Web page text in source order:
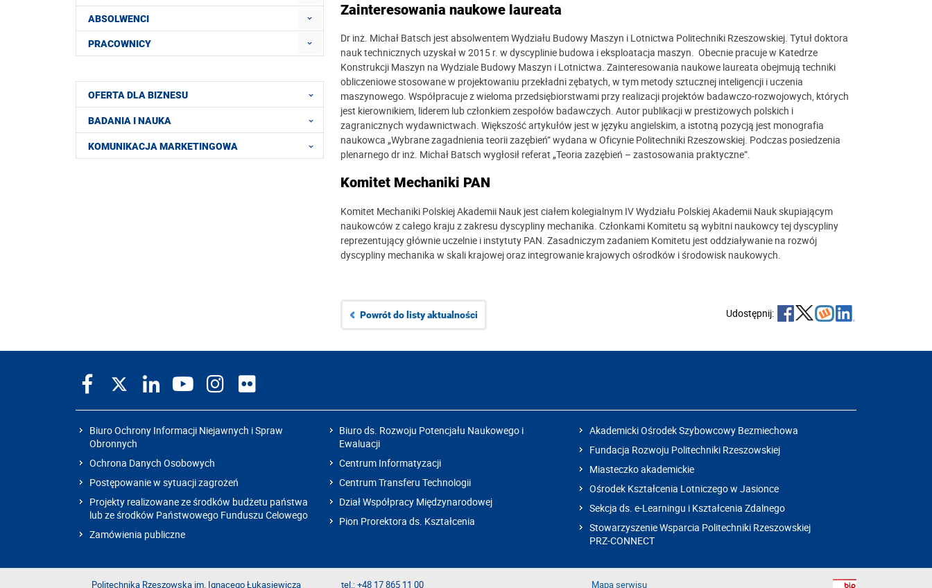
Zainteresowania naukowe laureata
Dr inż. Michał Batsch jest absolwentem Wydziału Budowy Maszyn i Lotnictwa Politechniki Rzeszowskiej. Tytuł doktora
nauk technicznych uzyskał w 2015 r. w dyscyplinie budowa i eksploatacja maszyn. Obecnie pracuje w Katedrze
Konstrukcji Maszyn na Wydziale Budowy Maszyn i Lotnictwa. Zainteresowania naukowe laureata obejmują techniki
obliczeniowe stosowane w projektowaniu przekładni zębatych, w tym metody sztucznej inteligencji i uczenia
maszynowego. Współpracuje z wieloma przedsiębiorstwami przy realizacji projektów badawczo-rozwojowych, których
jest kierownikiem, liderem lub członkiem zespołów badawczych. Autor publikacji w prestiżowych polskich i
zagranicznych wydawnictwach. Większość artykułów jest w języku angielskim, a istotną pozycją jest monografia
naukowca „Wybrane zagadnienia teorii zazębień” wydana w Oficynie Politechniki Rzeszowskiej. Podczas posiedzenia
plenarnego dr inż. Michał Batsch wygłosił referat „Teoria zazębień – zastosowania praktyczne”.
Komitet Mechaniki PAN
Komitet Mechaniki Polskiej Akademii Nauk jest ciałem kolegialnym IV Wydziału Polskiej Akademii Nauk skupiającym
naukowców z całego kraju z zakresu dyscypliny mechanika. Członkami Komitetu są wybitni naukowcy tej dyscypliny
reprezentujący głównie uczelnie i instytuty PAN. Zasadniczym zadaniem Komitetu jest oddziaływanie na rozwój
dyscypliny mechanika w skali krajowej oraz integrowanie krajowych ośrodków i środowisk naukowych.
Udostępnij:
Powrót do listy aktualności
ABSOLWENCI
PRACOWNICY
OFERTA DLA BIZNESU
BADANIA I NAUKA
KOMUNIKACJA MARKETINGOWA
Biuro Ochrony Informacji Niejawnych i Spraw
Obronnych
Ochrona Danych Osobowych
Postępowanie w sytuacji zagrożeń
Projekty realizowane ze środków budżetu państwa
lub ze środków Państwowego Funduszu Celowego
Zamówienia publiczne
Biuro ds. Rozwoju Potencjału Naukowego i
Ewaluacji
Centrum Informatyzacji
Centrum Transferu Technologii
Dział Współpracy Międzynarodowej
Pion Prorektora ds. Kształcenia
Akademicki Ośrodek Szybowcowy Bezmiechowa
Fundacja Rozwoju Politechniki Rzeszowskiej
Miasteczko akademickie
Ośrodek Kształcenia Lotniczego w Jasionce
Sekcja ds. e-Learningu i Kształcenia Zdalnego
Stowarzyszenie Wsparcia Politechniki Rzeszowskiej
PRZ-CONNECT
Politechnika Rzeszowska im. Ignacego Łukasiewicza tel.: +48 17 865 11 00 Mapa serwisu